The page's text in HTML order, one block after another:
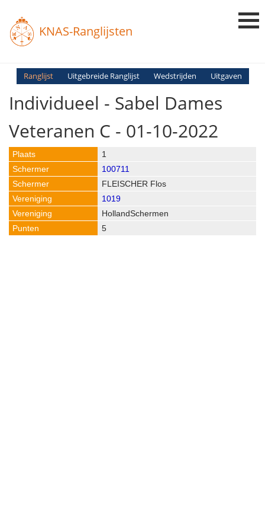
KNAS-Ranglijsten
Login
Ranglijst Uitgebreide Ranglijst Wedstrijden Uitgaven
Individueel - Sabel Dames
Veteranen C - 01-10-2022
1
100711
FLEISCHER Flos
1019
HollandSchermen
5